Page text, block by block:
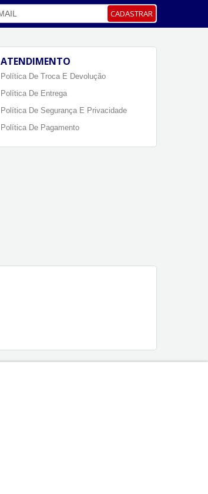
CADASTRAR
ATENDIMENTO
Política De Troca E Devolução
Política De Entrega
Política De Segurança E Privacidade
Política De Pagamento